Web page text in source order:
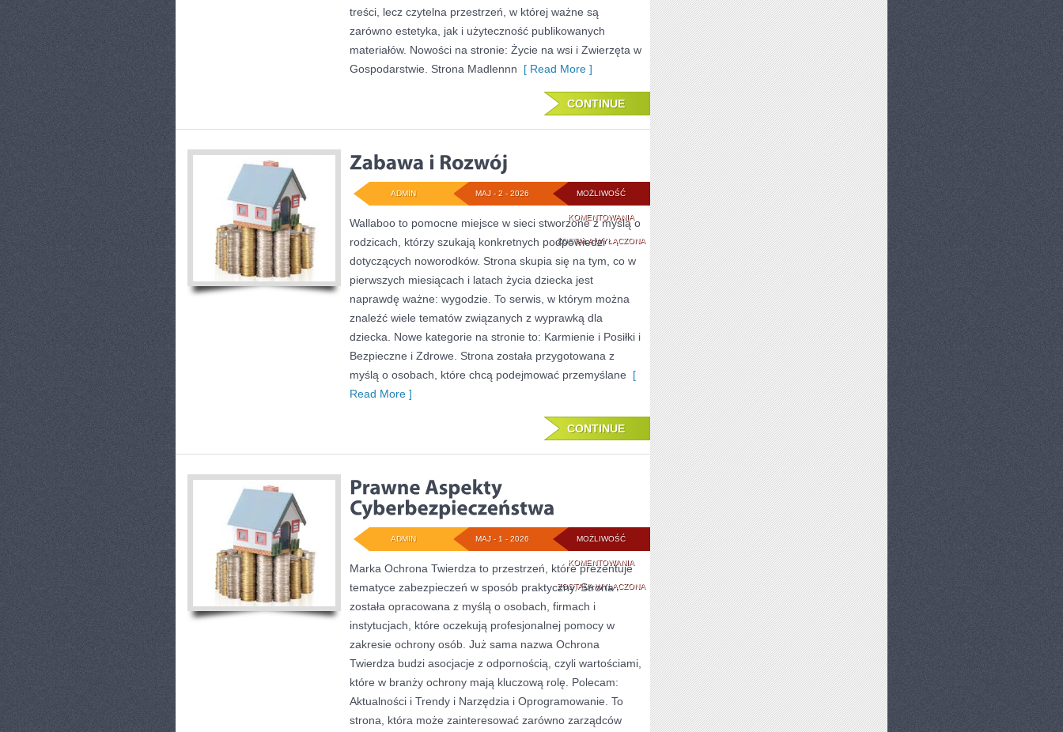
treści, lecz czytelna przestrzeń, w której ważne są
zarówno estetyka, jak i użyteczność publikowanych
materiałów. Nowości na stronie: Życie na wsi i Zwierzęta w
Gospodarstwie. Strona Madlennn [ Read More ]
CONTINUE
MOŻLIWOŚĆ
KOMENTOWANIAZABAWA
I
ROZWÓJ
ZOSTAŁA WYŁĄCZONA
MAJ - 2 - 2026
ADMIN
Wallaboo to pomocne miejsce w sieci stworzone z myślą o
rodzicach, którzy szukają konkretnych podpowiedzi
dotyczących noworodków. Strona skupia się na tym, co w
pierwszych miesiącach i latach życia dziecka jest
naprawdę ważne: wygodzie. To serwis, w którym można
znaleźć wiele tematów związanych z wyprawką dla
dziecka. Nowe kategorie na stronie to: Karmienie i Posiłki i
Bezpieczne i Zdrowe. Strona została przygotowana z
myślą o osobach, które chcą podejmować przemyślane [
Read More ]
CONTINUE
MOŻLIWOŚĆ
KOMENTOWANIAPRAWNE
ASPEKTY
CYBERBEZPIECZEŃSTWA
ZOSTAŁA WYŁĄCZONA
MAJ - 1 - 2026
ADMIN
Marka Ochrona Twierdza to przestrzeń, które prezentuje
tematyce zabezpieczeń w sposób praktyczny. Strona
została opracowana z myślą o osobach, firmach i
instytucjach, które oczekują profesjonalnej pomocy w
zakresie ochrony osób. Już sama nazwa Ochrona
Twierdza budzi asocjacje z odpornością, czyli wartościami,
które w branży ochrony mają kluczową rolę. Polecam:
Aktualności i Trendy i Narzędzia i Oprogramowanie. To
strona, która może zainteresować zarówno zarządców